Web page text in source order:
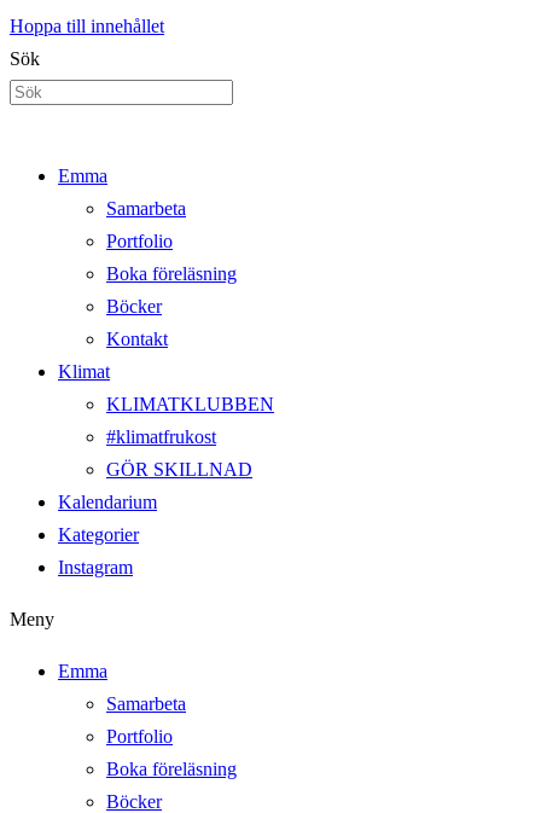
Hoppa till innehållet
Sök
Emma
Samarbeta
Portfolio
Boka föreläsning
Böcker
Kontakt
Klimat
KLIMATKLUBBEN
#klimatfrukost
GÖR SKILLNAD
Kalendarium
Kategorier
Instagram
Meny
Emma
Samarbeta
Portfolio
Boka föreläsning
Böcker